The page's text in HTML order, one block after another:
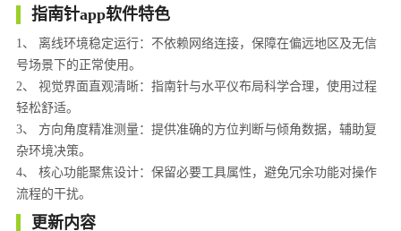
指南针app软件特色
1、 离线环境稳定运行：不依赖网络连接，保障在偏远地区及无信
号场景下的正常使用。
2、 视觉界面直观清晰：指南针与水平仪布局科学合理，使用过程
轻松舒适。
3、 方向角度精准测量：提供准确的方位判断与倾角数据，辅助复
杂环境决策。
4、 核心功能聚焦设计：保留必要工具属性，避免冗余功能对操作
流程的干扰。
更新内容